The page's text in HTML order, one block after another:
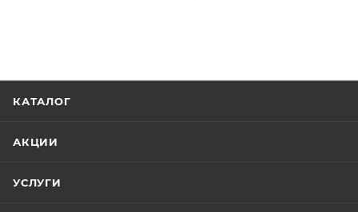
КАТАЛОГ
АКЦИИ
УСЛУГИ